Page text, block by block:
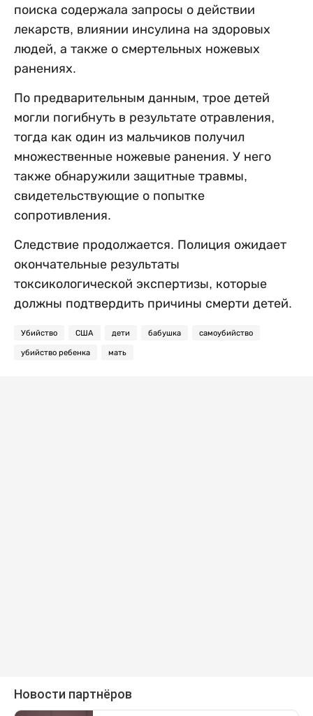
поиска содержала запросы о действии
лекарств, влиянии инсулина на здоровых
людей, а также о смертельных ножевых
ранениях.
По предварительным данным, трое детей
могли погибнуть в результате отравления,
тогда как один из мальчиков получил
множественные ножевые ранения. У него
также обнаружили защитные травмы,
свидетельствующие о попытке
сопротивления.
Следствие продолжается. Полиция ожидает
окончательные результаты
токсикологической экспертизы, которые
должны подтвердить причины смерти детей.
Убийство США дети бабушка самоубийство
убийство ребенка мать